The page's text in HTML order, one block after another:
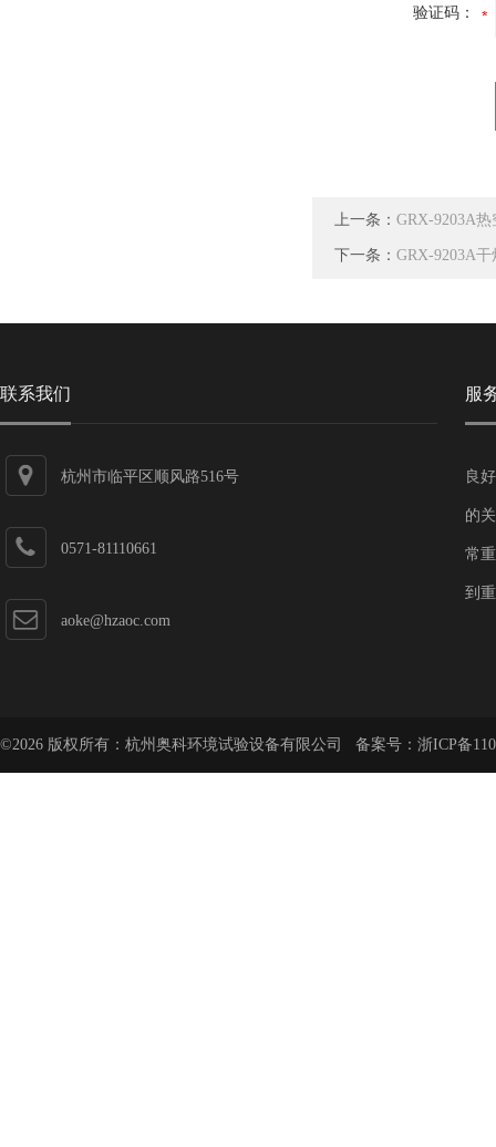
验证码：
上一条： GRX-9203A
下一条： GRX-9203A
联系我们
杭州市临平区顺风路516号
0571-81110661
aoke@hzaoc.com
服
良
的
常
到
©2026 版权所有：杭州奥科环境试验设备有限公司 备案号： 浙ICP备